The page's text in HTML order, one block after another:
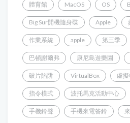
體育館 MacOS OS
Big Sur開機隨身碟 Apple
作業系統 apple 第三季
巴頓謝爾弗 康尼島遊樂園
破片陷阱 VirtualBox 虛
指令模式 波托馬克活動中心
手機鈴聲 手機來電答鈴